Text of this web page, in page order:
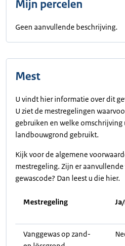
Mijn percelen
Geen aanvullende beschrijving.
Mest
U vindt hier informatie over dit
U ziet de mestregelingen
gebruiken en welke omschrijving
landbouwgrond gebruikt.
Kijk voor de algemene
mestregeling. Zijn er
gewascode? Dan leest u die hier.
Mestregeling
Vanggewas op zand-